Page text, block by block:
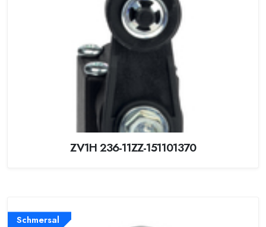
ZV1H 236-11ZZ-151101370
Schmersal